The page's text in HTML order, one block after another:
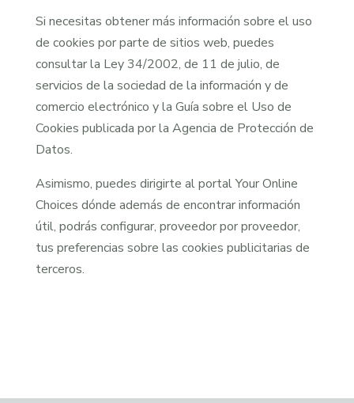
Si necesitas obtener más información sobre el uso
de cookies por parte de sitios web, puedes
consultar la Ley 34/2002, de 11 de julio, de
servicios de la sociedad de la información y de
comercio electrónico y la Guía sobre el Uso de
Cookies publicada por la Agencia de Protección de
Datos.
Asimismo, puedes dirigirte al portal Your Online
Choices dónde además de encontrar información
útil, podrás configurar, proveedor por proveedor,
tus preferencias sobre las cookies publicitarias de
terceros.